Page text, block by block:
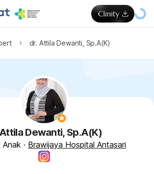
dr. Attila Dewanti, Sp.A(K)
Dewanti, Sp.A(K)
Anak · Brawijaya Hospital Antasari